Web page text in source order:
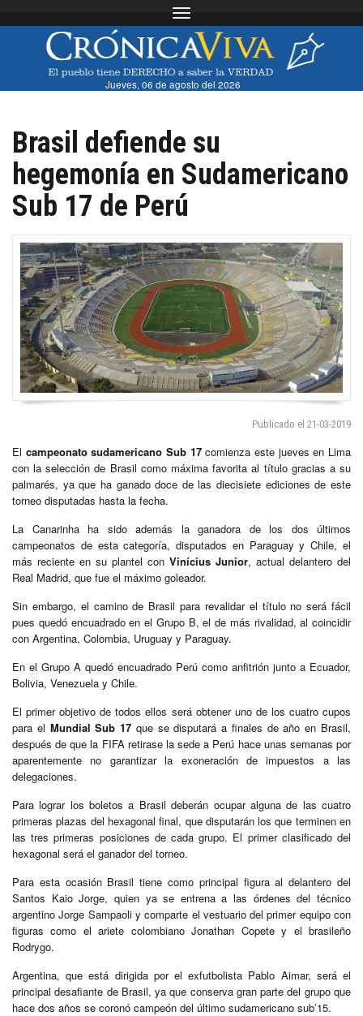
Toggle navigation
Jueves, 06 de agosto del 2026
Brasil defiende su
hegemonía en Sudamericano
Sub 17 de Perú
Publicado el 21-03-2019
El campeonato sudamericano Sub 17comienza este jueves en Lima
con la selección de Brasil como máxima favorita al título gracias a su
palmarés, ya que ha ganado doce de las diecisiete ediciones de este
torneo disputadas hasta la fecha.
La Canarinha ha sido además la ganadora de los dos últimos
campeonatos de esta categoría, disputados en Paraguay y Chile, el
más reciente en su plantel con Vinícius Junior, actual delantero del
Real Madrid, que fue el máximo goleador.
Sin embargo, el camino de Brasil para revalidar el título no será fácil
pues quedó encuadrado en el Grupo B, el de más rivalidad, al coincidir
con Argentina, Colombia, Uruguay y Paraguay.
En el Grupo A quedó encuadrado Perú como anfitrión junto a Ecuador,
Bolivia, Venezuela y Chile.
El primer objetivo de todos ellos será obtener uno de los cuatro cupos
para el Mundial Sub 17 que se disputará a finales de año en Brasil,
después de que la FIFA retirase la sede a Perú hace unas semanas por
aparentemente no garantizar la exoneración de impuestos a las
delegaciones.
Para lograr los boletos a Brasil deberán ocupar alguna de las cuatro
primeras plazas del hexagonal final, que disputarán los que terminen en
las tres primeras posiciones de cada grupo. El primer clasificado del
hexagonal será el ganador del torneo.
Para esta ocasión Brasil tiene como principal figura al delantero del
Santos Kaio Jorge, quien ya se entrena a las órdenes del técnico
argentino Jorge Sampaoli y comparte el vestuario del primer equipo con
figuras como el ariete colombiano Jonathan Copete y el brasileño
Rodrygo.
Argentina, que está dirigida por el exfutbolista Pablo Aimar, será el
principal desafiante de Brasil, ya que conserva gran parte del grupo que
hace dos años se coronó campeón del último sudamericano sub’15.